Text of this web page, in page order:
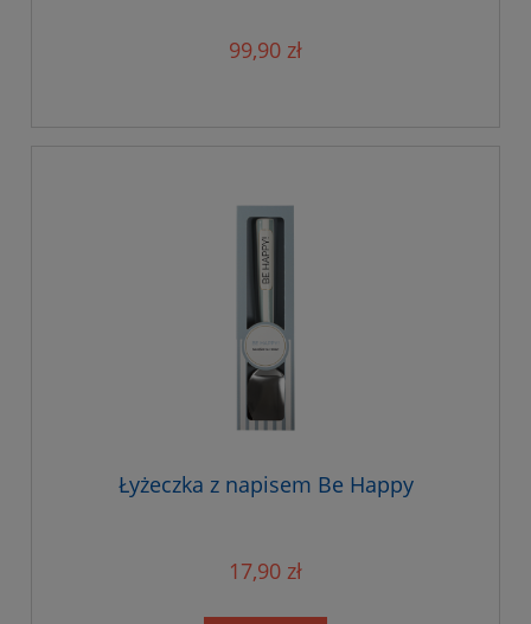
99,90 zł
Łyżeczka z napisem Be Happy
17,90 zł